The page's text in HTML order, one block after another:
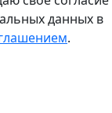
данных в
.